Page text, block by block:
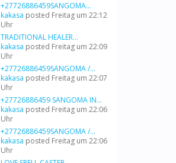
+27726886459SANGOMA...
kakasa posted Freitag um 22:12
Uhr
TRADITIONAL HEALER...
kakasa posted Freitag um 22:09
Uhr
+27726886459SANGOMA /...
kakasa posted Freitag um 22:07
Uhr
+27726886459 SANGOMA IN...
kakasa posted Freitag um 22:06
Uhr
+27726886459SANGOMA /...
kakasa posted Freitag um 22:06
Uhr